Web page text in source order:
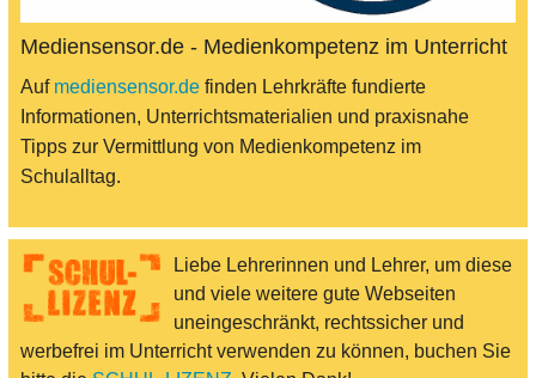
Mediensensor.de - Medienkompetenz im Unterricht
Auf mediensensor.de finden Lehrkräfte fundierte
Informationen, Unterrichtsmaterialien und praxisnahe
Tipps zur Vermittlung von Medienkompetenz im
Schulalltag.
Liebe Lehrerinnen und Lehrer, um diese
und viele weitere gute Webseiten
uneingeschränkt, rechtssicher und
werbefrei im Unterricht verwenden zu können, buchen Sie